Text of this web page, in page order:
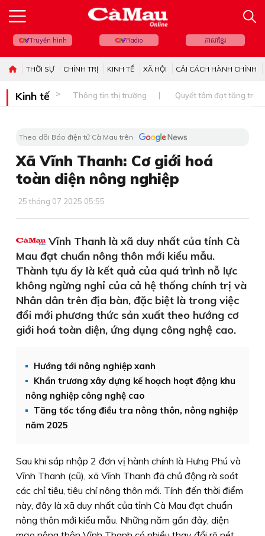
Truyền hình Radio ភាសាខ្មែរ
THỜI SỰ CHÍNH TRỊ KINH TẾ XÃ HỘI CẢI CÁCH HÀNH CHÍNH
Kinh tế Thông tin thị trường Quyết tâm đạt tăng
Theo dõi Báo điện tử Cà Mau trên
Xã Vĩnh Thanh: Cơ giới hoá
toàn diện nông nghiệp
25 tháng 07 2025 05:55
Vĩnh Thanh là xã duy nhất của tỉnh Cà
Mau đạt chuẩn nông thôn mới kiểu mẫu.
Thành tựu ấy là kết quả của quá trình nỗ lực
không ngừng nghỉ của cả hệ thống chính trị và
Nhân dân trên địa bàn, đặc biệt là trong việc
đổi mới phương thức sản xuất theo hướng cơ
giới hoá toàn diện, ứng dụng công nghệ cao.
Hướng tới nông nghiệp xanh
Khẩn trương xây dựng kế hoạch hoạt động khu
nông nghiệp công nghệ cao
Tăng tốc tổng điều tra nông thôn, nông nghiệp
năm 2025
Sau khi sáp nhập 2 đơn vị hành chính là Hưng Phú và
Vĩnh Thanh (cũ), xã Vĩnh Thanh đã chủ động rà soát
các chỉ tiêu, tiêu chí nông thôn mới. Tính đến thời điểm
này, đây là xã duy nhất của tỉnh Cà Mau đạt chuẩn
nông thôn mới kiểu mẫu. Những năm gần đây, diện